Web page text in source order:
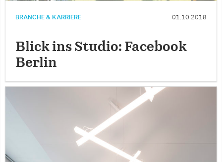
BRANCHE & KARRIERE 01.10.2018
Blick ins Studio: Facebook
Berlin